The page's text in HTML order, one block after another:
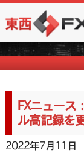
東西FX｜海外
FXニュース
ル高記録を
2022年7月11日